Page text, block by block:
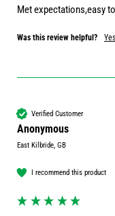
Met expectations,easy
Was this review helpful? Yes
Verified Customer
Anonymous
East Kilbride, GB
I recommend this product